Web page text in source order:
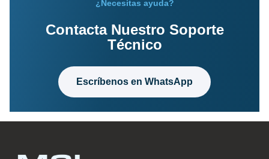
¿Necesitas ayuda?
Contacta Nuestro Soporte
Técnico
Escríbenos en WhatsApp